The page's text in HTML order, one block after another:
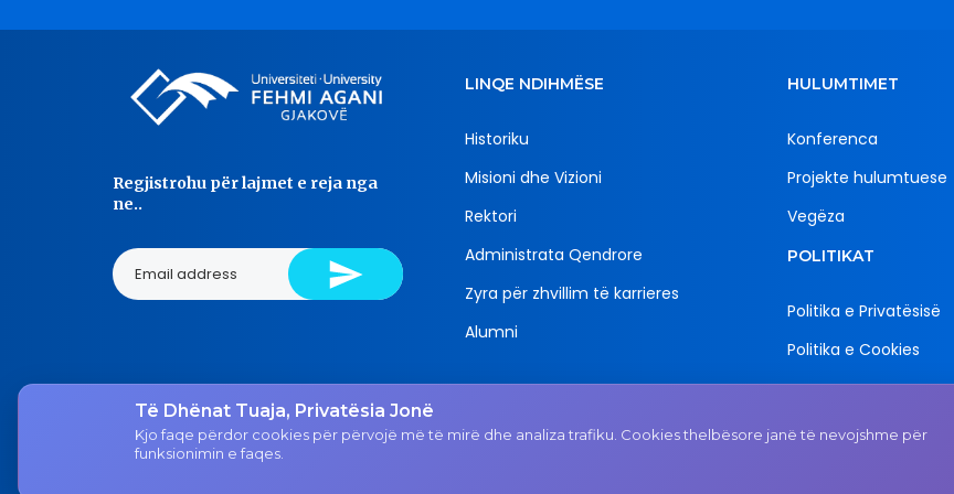
Të Dhënat Tuaja, Privatësia Jonë
Kjo faqe përdor cookies për përvojë më të mirë dhe analiza trafiku. Cookies thelbësore janë të nevojshme për
funksionimin e faqes.
Regjistrohu për lajmet e reja nga
ne..
LINQE NDIHMËSE
Historiku
Misioni dhe Vizioni
Rektori
Administrata Qendrore
Zyra për zhvillim të karrieres
Alumni
HULUMTIMET
Konferenca
Projekte hulumtuese
Vegëza
POLITIKAT
Politika e Privatësisë
Politika e Cookies
Tel.
038 200 20 831
Rektorati - Rr.